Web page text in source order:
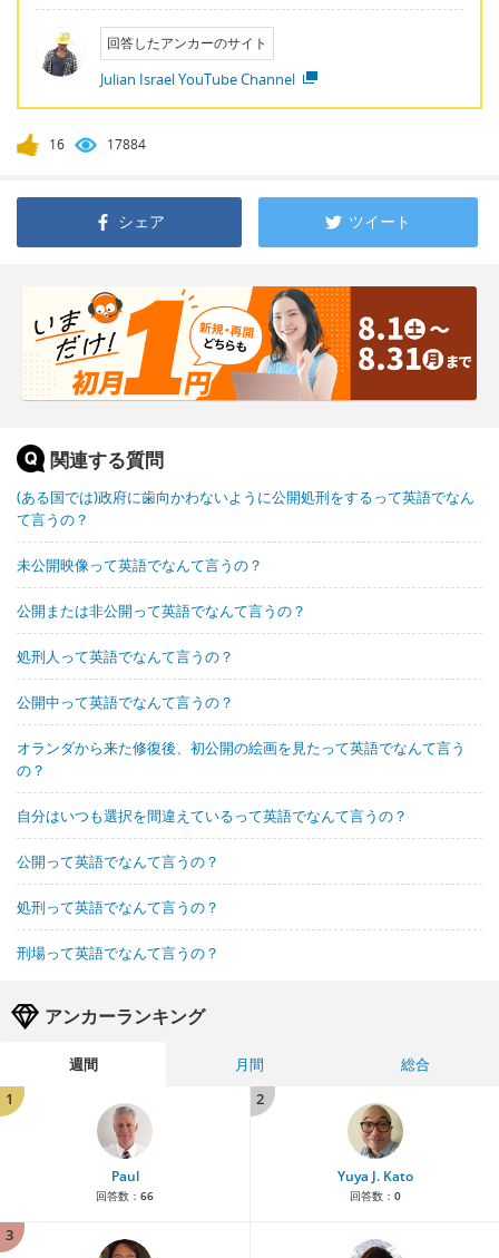
回答したアンカーのサイト
Julian Israel YouTube Channel
16 17884
シェア ツイート
関連する質問
(ある国では)政府に歯向かわないように公開処刑をするって英語でなん
て言うの？
未公開映像って英語でなんて言うの？
公開または非公開って英語でなんて言うの？
処刑人って英語でなんて言うの？
公開中って英語でなんて言うの？
オランダから来た修復後、初公開の絵画を見たって英語でなんて言う
の？
自分はいつも選択を間違えているって英語でなんて言うの？
公開って英語でなんて言うの？
処刑って英語でなんて言うの？
刑場って英語でなんて言うの？
アンカーランキング
週間 月間
総合
1
Paul
回答数： 66
2
Yuya J. Kato
回答数： 0
3